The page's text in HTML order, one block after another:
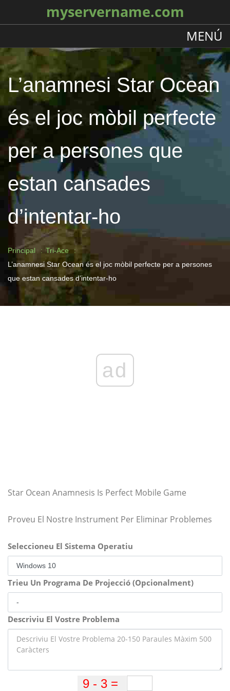
myservername.com
MENÚ
L’anamnesi Star Ocean
és el joc mòbil perfecte
per a persones que
estan cansades
d’intentar-ho
Principal
Tri-Ace
L’anamnesi Star Ocean és el joc mòbil perfecte per a persones
que estan cansades d’intentar-ho
ad
Star Ocean Anamnesis Is Perfect Mobile Game
Proveu El Nostre Instrument Per Eliminar Problemes
Seleccioneu El Sistema Operatiu
Trieu Un Programa De Projecció (Opcionalment)
Descriviu El Vostre Problema